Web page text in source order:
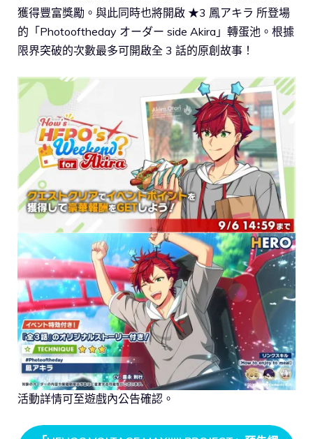
獲得豐富獎勵。與此同時也將開啟 ★3 鳳アキラ 所登場
的「Photooftheday オーダー side Akira」轉蛋池。根據
限界突破的次數最多可開啟全 3 話的原創故事！
活動詳情可至遊戲內公告確認。